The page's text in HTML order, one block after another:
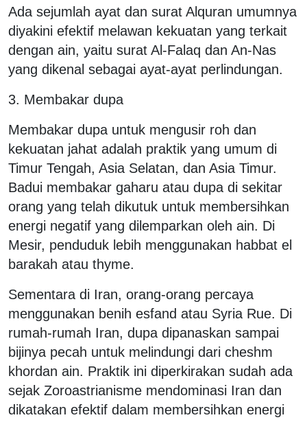
Ada sejumlah ayat dan surat Alquran umumnya
diyakini efektif melawan kekuatan yang terkait
dengan ain, yaitu surat Al-Falaq dan An-Nas
yang dikenal sebagai ayat-ayat perlindungan.
3. Membakar dupa
Membakar dupa untuk mengusir roh dan
kekuatan jahat adalah praktik yang umum di
Timur Tengah, Asia Selatan, dan Asia Timur.
Badui membakar gaharu atau dupa di sekitar
orang yang telah dikutuk untuk membersihkan
energi negatif yang dilemparkan oleh ain. Di
Mesir, penduduk lebih menggunakan habbat el
barakah atau thyme.
Sementara di Iran, orang-orang percaya
menggunakan benih esfand atau Syria Rue. Di
rumah-rumah Iran, dupa dipanaskan sampai
bijinya pecah untuk melindungi dari cheshm
khordan ain. Praktik ini diperkirakan sudah ada
sejak Zoroastrianisme mendominasi Iran dan
dikatakan efektif dalam membersihkan energi